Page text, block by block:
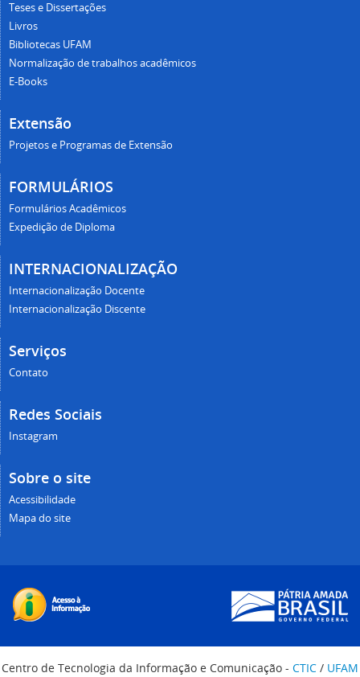
Teses e Dissertações
Livros
Bibliotecas UFAM
Normalização de trabalhos acadêmicos
E-Books
Extensão
Projetos e Programas de Extensão
FORMULÁRIOS
Formulários Acadêmicos
Expedição de Diploma
INTERNACIONALIZAÇÃO
Internacionalização Docente
Internacionalização Discente
Serviços
Contato
Redes Sociais
Instagram
Sobre o site
Acessibilidade
Mapa do site
Centro de Tecnologia da Informação e Comunicação - CTIC / UFAM